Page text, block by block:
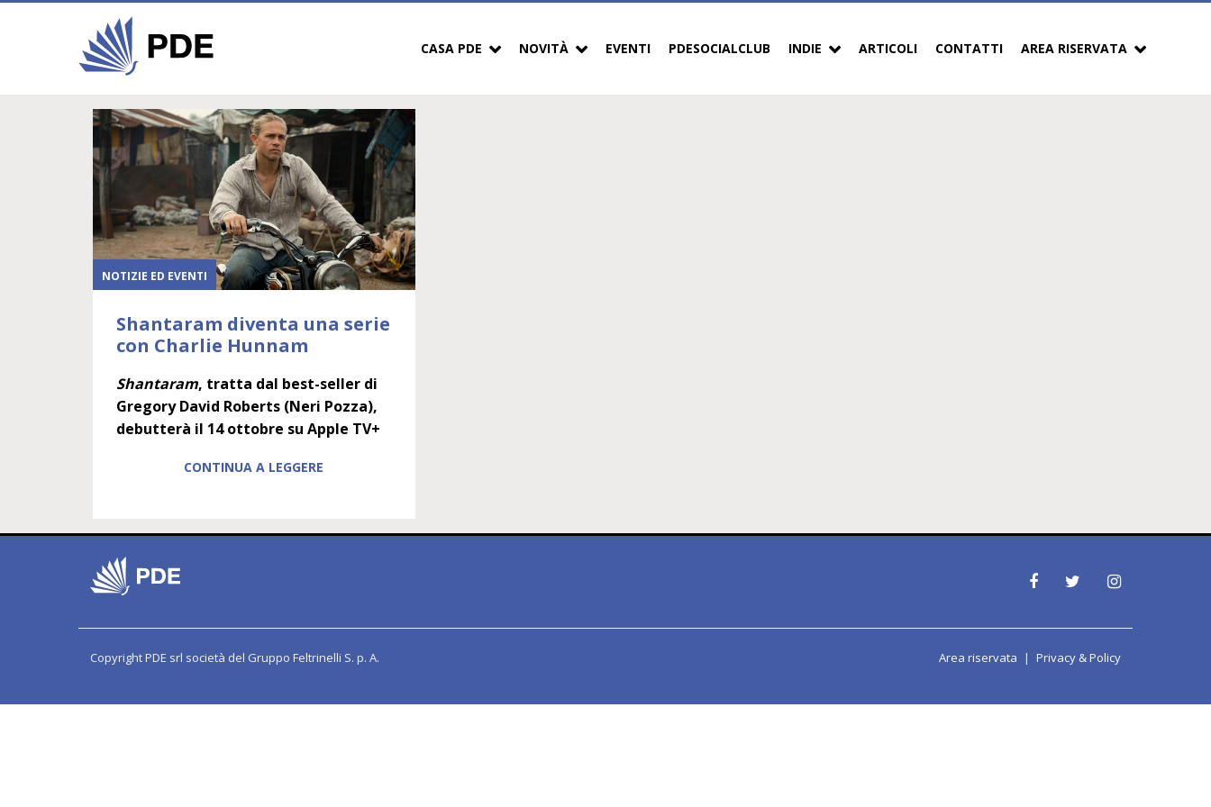
CASA PDE NOVITÀ EVENTI PDESOCIALCLUB INDIE ARTICOLI CONTATTI AREA RISERVATA
NOTIZIE ED EVENTI
Shantaram diventa una serie
con Charlie Hunnam
Shantaram, tratta dal best-seller di
Gregory David Roberts (Neri Pozza),
debutterà il 14 ottobre su Apple TV+
CONTINUA A LEGGERE
Copyright PDE srl società del Gruppo Feltrinelli S. p. A. Area riservata Privacy & Policy